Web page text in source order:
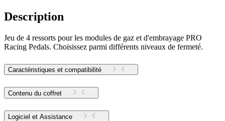
Description
Jeu de 4 ressorts pour les modules de gaz et d'embrayage PRO
Racing Pedals. Choisissez parmi différents niveaux de fermeté.
Caractéristiques et compatibilité
Contenu du coffret
Logiciel et Assistance